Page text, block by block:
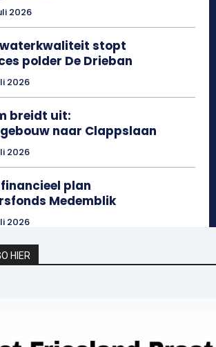
2026
stopt
polder De Drieban
2026
breidt uit:
naar Clappslaan
2026
plan
Medemblik
2026
HIER